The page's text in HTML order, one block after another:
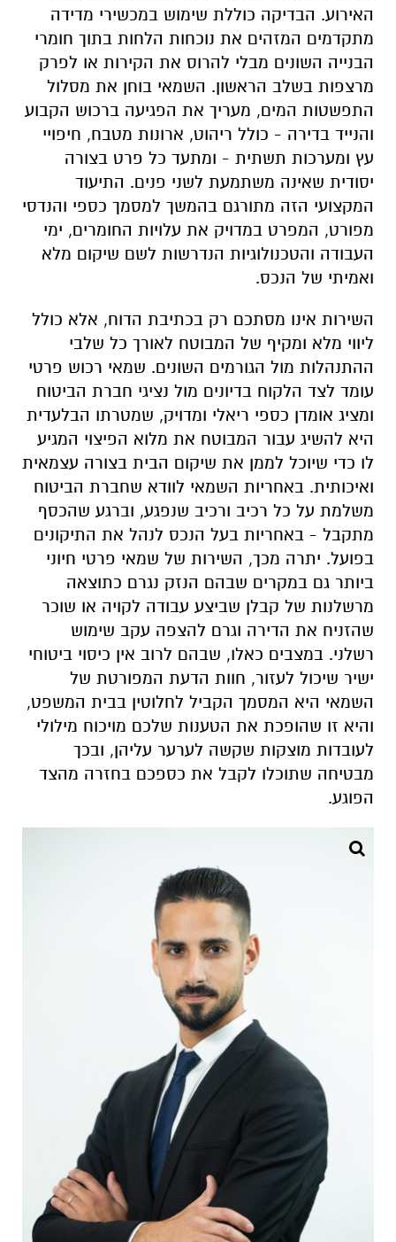
האירוע. הבדיקה כוללת שימוש במכשירי מדידה
מתקדמים המזהים את נוכחות הלחות בתוך חומרי
הבנייה השונים מבלי להרוס את הקירות או לפרק
מרצפות בשלב הראשון. השמאי בוחן את מסלול
התפשטות המים, מעריך את הפגיעה ברכוש הקבוע
והנייד בדירה - כולל ריהוט, ארונות מטבח, חיפויי
עץ ומערכות תשתית - ומתעד כל פרט בצורה
יסודית שאינה משתמעת לשני פנים. התיעוד
המקצועי הזה מתורגם בהמשך למסמך כספי והנדסי
מפורט, המפרט במדויק את עלויות החומרים, ימי
העבודה והטכנולוגיות הנדרשות לשם שיקום מלא
ואמיתי של הנכס.
השירות אינו מסתכם רק בכתיבת הדוח, אלא כולל
ליווי מלא ומקיף של המבוטח לאורך כל שלבי
ההתנהלות מול הגורמים השונים. שמאי רכוש פרטי
עומד לצד הלקוח בדיונים מול נציגי חברת הביטוח
ומציג אומדן כספי ריאלי ומדויק, שמטרתו הבלעדית
היא להשיג עבור המבוטח את מלוא הפיצוי המגיע
לו כדי שיוכל לממן את שיקום הבית בצורה עצמאית
ואיכותית. באחריות השמאי לוודא שחברת הביטוח
משלמת על כל רכיב ורכיב שנפגע, וברגע שהכסף
מתקבל - באחריות בעל הנכס לנהל את התיקונים
בפועל. יתרה מכך, השירות של שמאי פרטי חיוני
ביותר גם במקרים שבהם הנזק נגרם כתוצאה
מרשלנות של קבלן שביצע עבודה לקויה או שוכר
שהזניח את הדירה וגרם להצפה עקב שימוש
רשלני. במצבים כאלו, שבהם לרוב אין כיסוי ביטוחי
ישיר שיכול לעזור, חוות הדעת המפורטת של
השמאי היא המסמך הקביל לחלוטין בבית המשפט,
והיא זו שהופכת את הטענות שלכם מויכוח מילולי
לעובדות מוצקות שקשה לערער עליהן, ובכך
מבטיחה שתוכלו לקבל את כספכם בחזרה מהצד
הפוגע.